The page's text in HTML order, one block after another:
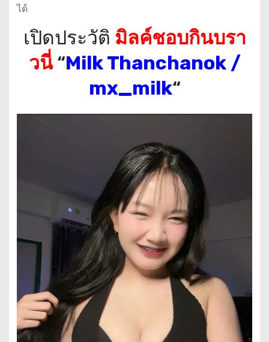
ได้
เปิดประวัติ มิลค์ชอบกินบรา
วนี่“Milk Thanchanok /
mx_milk“